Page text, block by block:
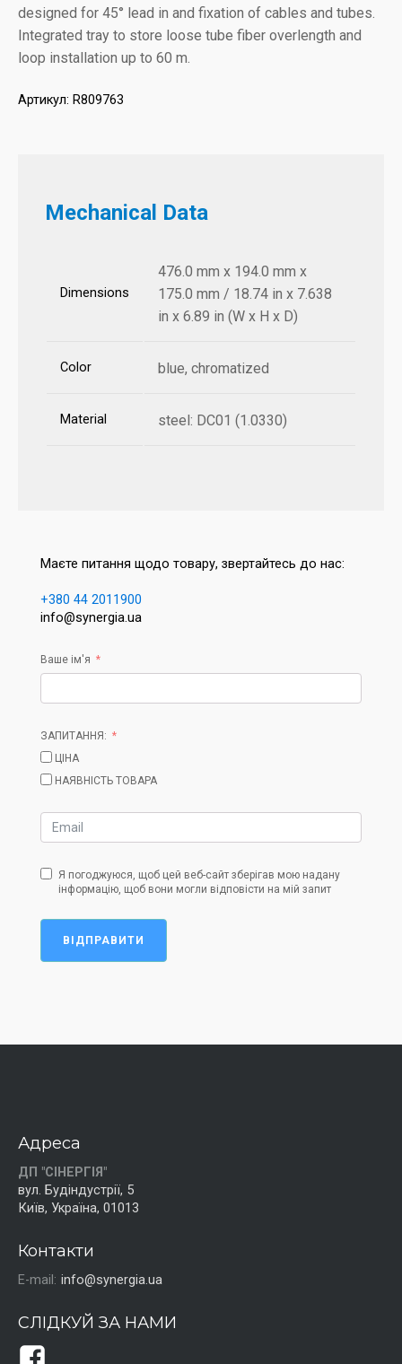
designed for 45° lead in and fixation of cables and tubes.
Integrated tray to store loose tube fiber overlength and
loop installation up to 60 m.
Артикул: R809763
Mechanical Data
Dimensions
476.0 mm x 194.0 mm x
175.0 mm / 18.74 in x 7.638
in x 6.89 in (W x H x D)
Color blue, chromatized
Material steel: DC01 (1.0330)
Маєте питання щодо товару, звертайтесь до нас:
+380 44 2011900
info@synergia.ua
Ваше ім'я
ЗАПИТАННЯ:
ЦІНА
НАЯВНІСТЬ ТОВАРА
Я погоджуюся, щоб цей веб-сайт зберігав мою надану
інформацію, щоб вони могли відповісти на мій запит
ВІДПРАВИТИ
Адреса
ДП "СІНЕРГІЯ"
вул. Будіндустрії, 5
Київ, Україна, 01013
Контакти
E-mail: info@synergia.ua
СЛІДКУЙ ЗА НАМИ